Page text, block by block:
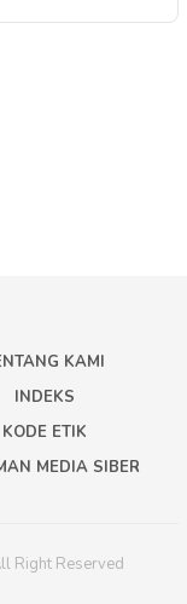
KAMI
INDEKS
KODE ETIK
MEDIA SIBER
Right Reserved